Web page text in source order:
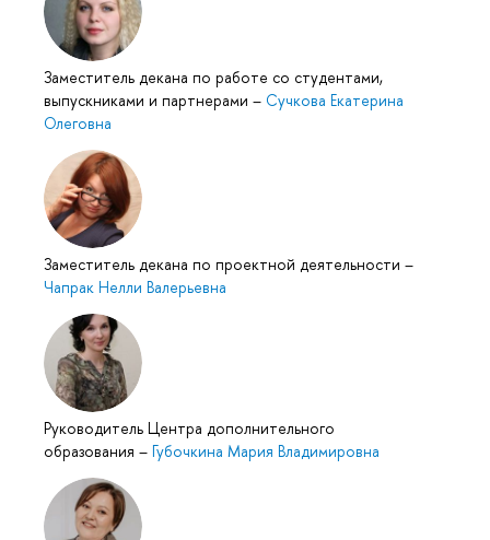
Заместитель декана по работе со студентами,
выпускниками и партнерами – Сучкова Екатерина
Олеговна
Заместитель декана по проектной деятельности –
Чапрак Нелли Валерьевна
Руководитель Центра дополнительного
образования – Губочкина Мария Владимировна